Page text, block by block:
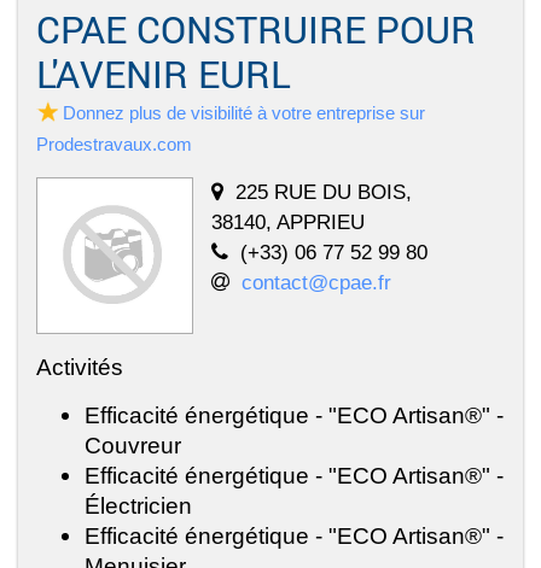
CPAE CONSTRUIRE POUR
L'AVENIR EURL
Donnez plus de visibilité à votre entreprise sur
Prodestravaux.com
225 RUE DU BOIS,
38140, APPRIEU
(+33) 06 77 52 99 80
contact@cpae.fr
Activités
Efficacité énergétique - "ECO Artisan®" -
Couvreur
Efficacité énergétique - "ECO Artisan®" -
Électricien
Efficacité énergétique - "ECO Artisan®" -